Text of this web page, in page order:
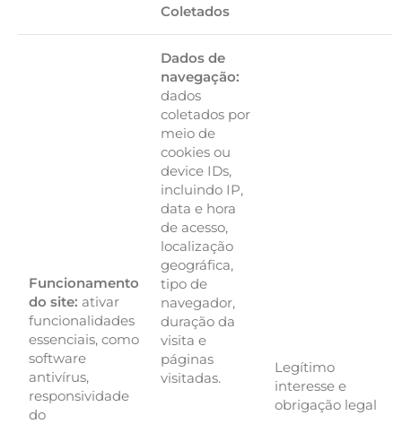
Coletados
Funcionamento
do site: ativar
funcionalidades
essenciais, como
software
antivírus,
responsividade
do
Dados de
navegação:
dados
coletados por
meio de
cookies ou
device IDs,
incluindo IP,
data e hora
de acesso,
localização
geográfica,
tipo de
navegador,
duração da
visita e
páginas
visitadas.
Legítimo
interesse e
obrigação legal